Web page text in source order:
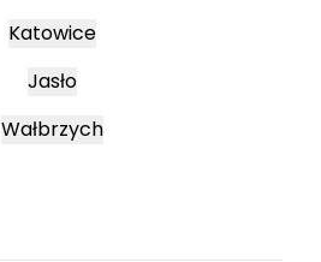
Katowice
Jasło
Wałbrzych